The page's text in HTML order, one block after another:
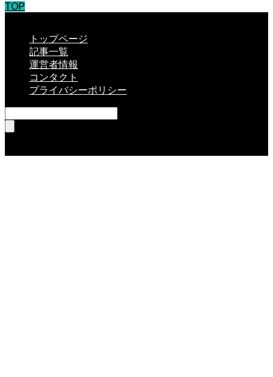
TOP
トップページ
記事一覧
運営者情報
コンタクト
プライバシーポリシー